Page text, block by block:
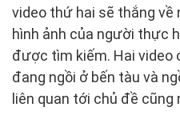
video thứ hai sẽ thắng
hình ảnh của người thực
được tìm kiếm. Hai video
đang ngồi ở bến tàu và
liên quan tới chủ đề